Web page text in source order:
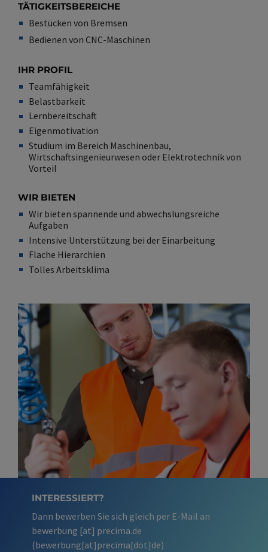
TÄTIGKEITSBEREICHE
Bestücken von Bremsen
Bedienen von CNC-Maschinen
IHR PROFIL
Teamfähigkeit
Belastbarkeit
Lernbereitschaft
Eigenmotivation
Studium im Bereich Maschinenbau,
Wirtschaftsingenieurwesen oder Elektrotechnik von
Vorteil
WIR BIETEN
Wir bieten spannende und abwechslungsreiche
Aufgaben
Intensive Unterstützung bei der Einarbeitung
Flache Hierarchien
Tolles Arbeitsklima
INTERESSIERT?
Dann bewerben Sie sich gleich per E-Mail an
bewerbung [at] precima.de
(bewerbung[at]precima[dot]de)